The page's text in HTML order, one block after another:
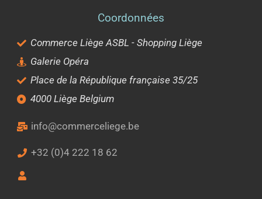
Coordonnées
Commerce Liège ASBL - Shopping Liège
Galerie Opéra
Place de la République française 35/25
4000 Liège Belgium
info@commerceliege.be
+32 (0)4 222 18 62